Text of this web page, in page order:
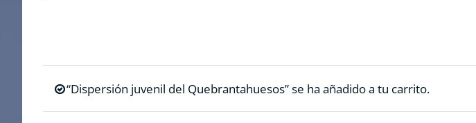
“Dispersión juvenil del Quebrantahuesos” se ha añadido a tu carrito.